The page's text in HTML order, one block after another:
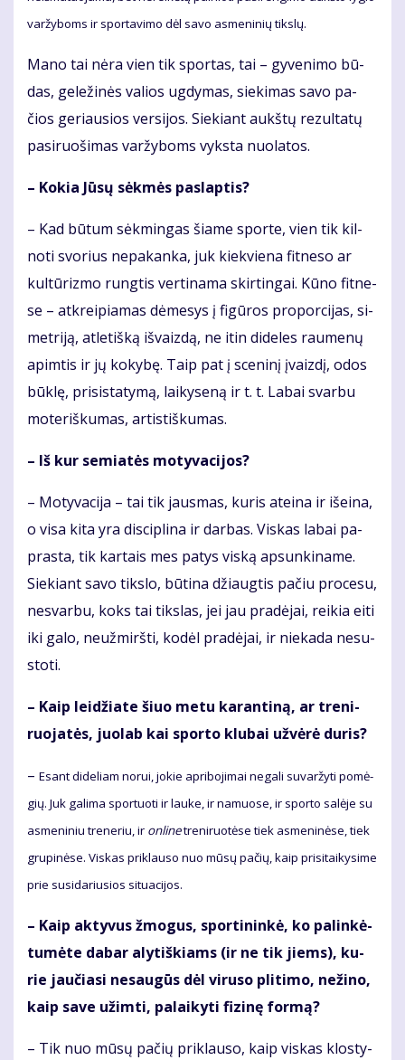
var­žy­boms ir spor­ta­vi­mo dėl sa­vo as­me­ni­nių tiks­lų.
Ma­no tai nė­ra vien tik spor­tas, tai – gy­ve­ni­mo bū­
das, ge­le­ži­nės va­lios ug­dy­mas, sie­ki­mas sa­vo pa­
čios ge­riau­sios ver­si­jos. Sie­kiant aukš­tų re­zul­ta­tų
pa­si­ruo­ši­mas var­žy­boms vyks­ta nuo­la­tos.
– Ko­kia Jū­sų sėk­mės pa­slap­tis?
– Kad bū­tum sėk­min­gas šia­me spor­te, vien tik kil­
no­ti svo­rius ne­pa­kan­ka, juk kiek­vie­na fit­ne­so ar
kul­tū­riz­mo rung­tis ver­ti­na­ma skir­tin­gai. Kū­no fit­ne­
se – at­krei­pia­mas dė­me­sys į fi­gū­ros pro­por­ci­jas, si­
met­ri­ją, at­le­tiš­ką iš­vaiz­dą, ne itin di­de­les rau­me­nų
ap­im­tis ir jų ko­ky­bę. Taip pat į sce­ni­nį įvaiz­dį, odos
būk­lę, pri­sis­ta­ty­mą, lai­ky­se­ną ir t. t. La­bai svar­bu
mo­te­riš­ku­mas, ar­tis­tiš­ku­mas.
– Iš kur se­mia­tės mo­ty­va­ci­jos?
– Mo­ty­va­ci­ja – tai tik jaus­mas, ku­ris at­ei­na ir iš­ei­na,
o vi­sa ki­ta yra dis­cip­li­na ir dar­bas. Vis­kas la­bai pa­
pras­ta, tik kar­tais mes pa­tys vis­ką ap­sun­ki­na­me.
Sie­kiant sa­vo tiks­lo, bū­ti­na džiaug­tis pa­čiu pro­ce­su,
ne­svar­bu, koks tai tiks­las, jei jau pra­dė­jai, rei­kia ei­ti
iki ga­lo, ne­už­mirš­ti, ko­dėl pra­dė­jai, ir nie­ka­da ne­su­
sto­ti.
– Kaip lei­džia­te šiuo me­tu ka­ran­ti­ną, ar tre­ni­
ruo­ja­tės, juo­lab kai spor­to klu­bai už­vė­rė du­ris?
– Esant di­de­liam no­rui, jo­kie ap­ri­bo­ji­mai ne­ga­li su­var­žy­ti po­mė­
gių. Juk ga­li­ma spor­tuo­ti ir lau­ke, ir na­muo­se, ir spor­to sa­lė­je su
as­me­ni­niu tre­ne­riu, ir on­li­netre­ni­ruo­tė­se tiek as­me­ni­nė­se, tiek
gru­pi­nė­se. Vis­kas pri­klau­so nuo mū­sų pa­čių, kaip pri­si­tai­ky­si­me
prie su­si­da­riu­sios si­tu­a­ci­jos.
– Kaip ak­ty­vus žmo­gus, spor­ti­nin­kė, ko pa­lin­kė­
tu­mė­te da­bar aly­tiš­kiams (ir ne tik jiems), ku­
rie jau­čia­si ne­sau­gūs dėl vi­ru­so pli­ti­mo, ne­ži­no,
kaip sa­ve už­im­ti, pa­lai­ky­ti fi­zi­nę for­mą?
– Tik nuo mū­sų pa­čių pri­klau­so, kaip vis­kas klos­ty­